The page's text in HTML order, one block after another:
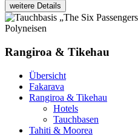
weitere Details
Rangiroa & Tikehau
Übersicht
Fakarava
Rangiroa & Tikehau
Hotels
Tauchbasen
Tahiti & Moorea